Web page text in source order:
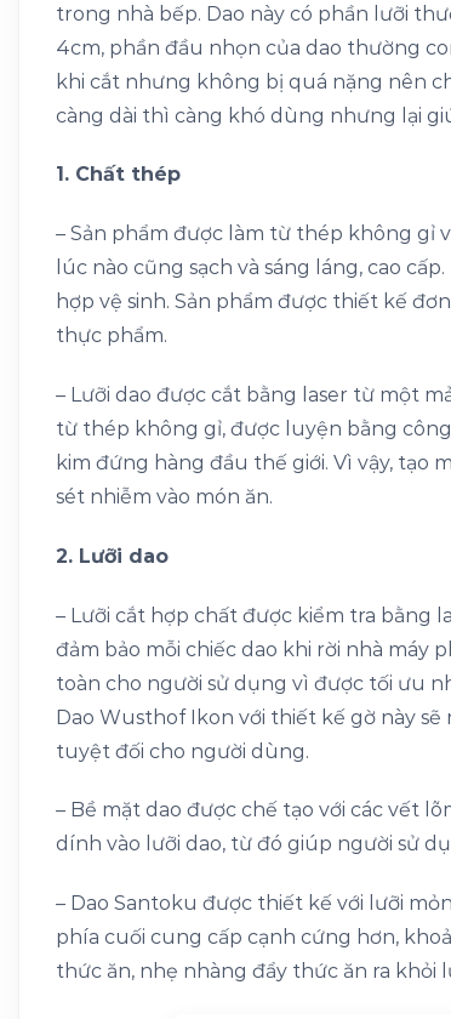
trong nhà bếp. Dao này có phần lưỡi
4cm, phần đầu nhọn của dao thường
khi cắt nhưng không bị quá nặng nên
càng dài thì càng khó dùng nhưng lại
1. Chất thép
– Sản phẩm được làm từ thép không gỉ
lúc nào cũng sạch và sáng láng, cao
hợp vệ sinh. Sản phẩm được thiết kế
thực phẩm.
– Lưỡi dao được cắt bằng laser từ một
từ thép không gỉ, được luyện bằng
kim đứng hàng đầu thế giới. Vì vậy, tạo
sét nhiễm vào món ăn.
2. Lưỡi dao
– Lưỡi cắt hợp chất được kiểm tra bằng
đảm bảo mỗi chiếc dao khi rời nhà máy
toàn cho người sử dụng vì được tối ưu
Dao Wusthof Ikon với thiết kế gờ này
tuyệt đối cho người dùng.
– Bề mặt dao được chế tạo với các vết
dính vào lưỡi dao, từ đó giúp người sử
– Dao Santoku được thiết kế với lưỡi
phía cuối cung cấp cạnh cứng hơn,
thức ăn, nhẹ nhàng đẩy thức ăn ra khỏi